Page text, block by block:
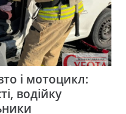
і мотоцикл:
водійку